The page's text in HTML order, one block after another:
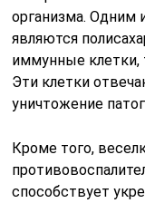
организма. Одним
являются
иммунные клетки,
Эти клетки
уничтожение
Кроме того,
способствует